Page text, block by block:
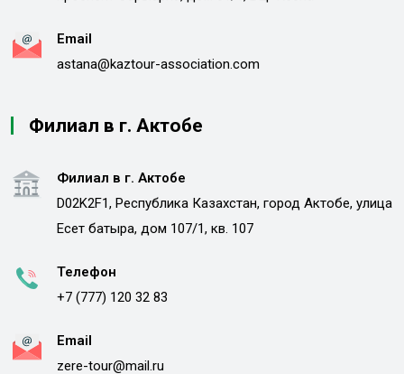
Email
astana@kaztour-association.com
Филиал в г. Актобе
Филиал в г. Актобе
D02K2F1, Республика Казахстан, город Актобе, улица
Есет батыра, дом 107/1, кв. 107
Телефон
+7 (777) 120 32 83
Email
zere-tour@mail.ru